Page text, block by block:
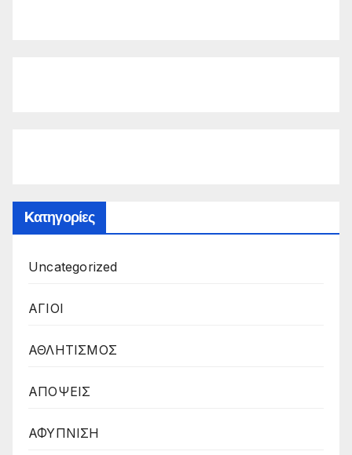
Kατηγορίες
Uncategorized
ΑΓΙΟΙ
ΑΘΛΗΤΙΣΜΟΣ
ΑΠΟΨΕΙΣ
ΑΦΥΠΝΙΣΗ